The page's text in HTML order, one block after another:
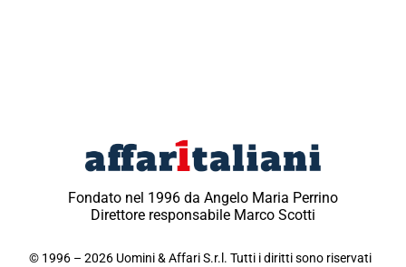
Fondato nel 1996 da Angelo Maria Perrino
Direttore responsabile Marco Scotti
© 1996 – 2026 Uomini & Affari S.r.l. Tutti i diritti sono riservati